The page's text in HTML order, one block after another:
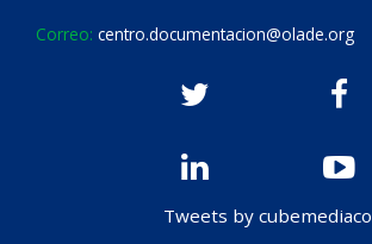
Correo: centro.documentacion@olade.org
Tweets by cubemediaco